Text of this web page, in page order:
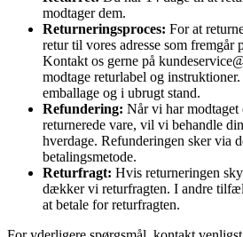
modtager dem.
Returneringsproces: For at
retur til vores adresse som fremgår
Kontakt os gerne på
modtage returlabel og
emballage og i ubrugt stand.
Refundering: Når vi har modtaget
returnerede vare, vil vi behandle
hverdage. Refunderingen sker via
betalingsmetode.
Returfragt: Hvis returneringen
dækker vi returfragten. I andre
at betale for returfragten.